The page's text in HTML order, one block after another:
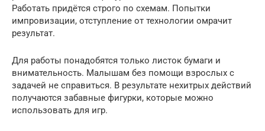
Работать придётся строго по схемам. Попытки
импровизации, отступление от технологии омрачит
результат.
Для работы понадобятся только листок бумаги и
внимательность. Малышам без помощи взрослых с
задачей не справиться. В результате нехитрых действий
получаются забавные фигурки, которые можно
использовать для игр.